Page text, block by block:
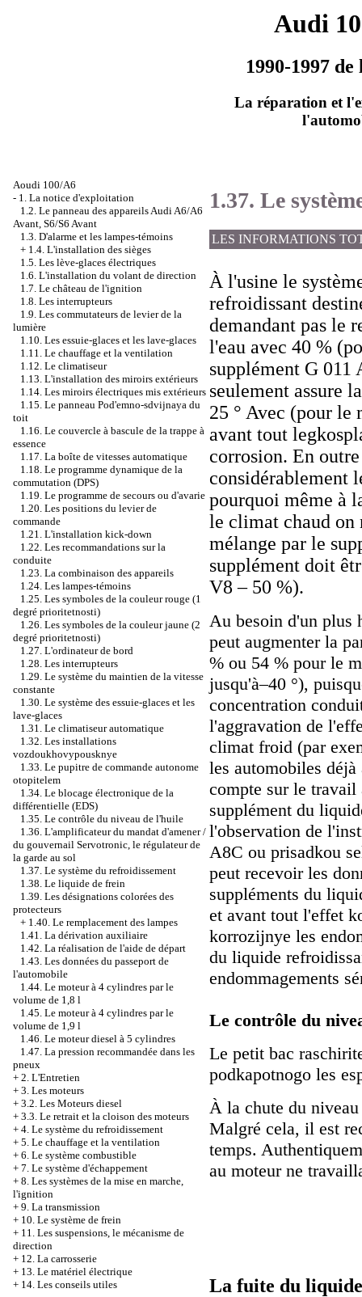
Audi
1990-1997
La réparation et
Aoudi 100/A6
- 1. La notice d'exploitation
1.2. Le panneau des appareils Audi A6/A6
Avant, S6/S6 Avant
1.3. D'alarme et les lampes-témoins
+ 1.4. L'installation des sièges
1.5. Les lève-glaces électriques
1.6. L'installation du volant de direction
1.7. Le château de l'ignition
1.8. Les interrupteurs
1.9. Les commutateurs de levier de la
lumière
1.10. Les essuie-glaces et les lave-glaces
1.11. Le chauffage et la ventilation
1.12. Le climatiseur
1.13. L'installation des miroirs extérieurs
1.14. Les miroirs électriques mis extérieurs
1.15. Le panneau Pod'emno-sdvijnaya du
toit
1.16. Le couvercle à bascule de la trappe à
essence
1.17. La boîte de vitesses automatique
1.18. Le programme dynamique de la
commutation (DPS)
1.19. Le programme de secours ou d'avarie
1.20. Les positions du levier de
commande
1.21. L'installation kick-down
1.22. Les recommandations sur la
conduite
1.23. La combinaison des appareils
1.24. Les lampes-témoins
1.25. Les symboles de la couleur rouge (1
degré prioritetnosti)
1.26. Les symboles de la couleur jaune (2
degré prioritetnosti)
1.27. L'ordinateur de bord
1.28. Les interrupteurs
1.29. Le système du maintien de la vitesse
constante
1.30. Le système des essuie-glaces et les
lave-glaces
1.31. Le climatiseur automatique
1.32. Les installations
vozdoukhovypousknye
1.33. Le pupitre de commande autonome
otopitelem
1.34. Le blocage électronique de la
différentielle (EDS)
1.35. Le contrôle du niveau de l'huile
1.36. L'amplificateur du mandat d'amener /
du gouvernail Servotronic, le régulateur de
la garde au sol
1.37. Le système du refroidissement
1.38. Le liquide de frein
1.39. Les désignations colorées des
protecteurs
+ 1.40. Le remplacement des lampes
1.41. La dérivation auxiliaire
1.42. La réalisation de l'aide de départ
1.43. Les données du passeport de
l'automobile
1.44. Le moteur à 4 cylindres par le
volume de 1,8 l
1.45. Le moteur à 4 cylindres par le
volume de 1,9 l
1.46. Le moteur diesel à 5 cylindres
1.47. La pression recommandée dans les
pneux
+ 2. L'Entretien
+ 3. Les moteurs
+ 3.2. Les Moteurs diesel
+ 3.3. Le retrait et la cloison des moteurs
+ 4. Le système du refroidissement
+ 5. Le chauffage et la ventilation
+ 6. Le système combustible
+ 7. Le système d'échappement
+ 8. Les systèmes de la mise en marche,
l'ignition
+ 9. La transmission
+ 10. Le système de frein
+ 11. Les suspensions, le mécanisme de
direction
+ 12. La carrosserie
+ 13. Le matériel électrique
+ 14. Les conseils utiles
1.37. Le
LES INFORMATIONS
À l'usine le
refroidissant
demandant pas le
l'eau avec 40 %
supplément G 011
seulement assure
25 ° Avec (pour le
avant tout
corrosion. En
considérablement
pourquoi même à
le climat chaud on
mélange par le
supplément doit
V8 – 50 %).
Au besoin d'un plus
peut augmenter la
% ou 54 % pour le
jusqu'à–40 °),
concentration
l'aggravation de
climat froid (par
les automobiles
compte sur le travail
supplément du
l'observation de
A8C ou prisadkou
peut recevoir les
suppléments du
et avant tout l'effet
korrozijnye les
du liquide
endommagements
Le contrôle du
Le petit bac
podkapotnogo les
À la chute du
Malgré cela, il est
temps.
au moteur ne
La fuite du